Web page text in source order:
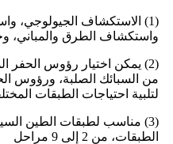
(1) الاستكشاف الجيولوجي،
واستكشاف الطرق والمباني،
(2) يمكن اختيار رؤوس الحفر
من السبائك الصلبة، ورؤوس
لتلبية احتياجات الطبقات
(3) مناسب لطبقات الطين
الطبقات، من 2 إلى 9 مراحل